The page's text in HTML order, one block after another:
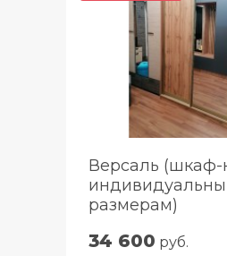
Версаль (шкаф-
размерам)
34 600 руб.